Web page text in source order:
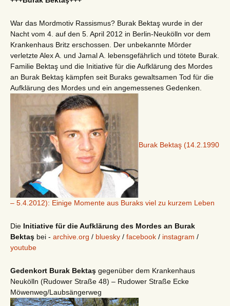
War das Mordmotiv Rassismus? Burak Bektaş wurde in der
Nacht vom 4. auf den 5. April 2012 in Berlin-Neukölln vor dem
Krankenhaus Britz erschossen. Der unbekannte Mörder
verletzte Alex A. und Jamal A. lebensgefährlich und tötete Burak.
Familie Bektaş und die Initiative für die Aufklärung des Mordes
an Burak Bektaş kämpfen seit Buraks gewaltsamen Tod für die
Aufklärung des Mordes und ein angemessenes Gedenken.
Burak Bektaş (14.2.1990
– 5.4.2012): Einige Momente aus Buraks viel zu kurzem Leben
Die Initiative für die Aufklärung des Mordes an Burak
Bektaş bei - archive.org / bluesky / facebook / instagram /
youtube
Gedenkort Burak Bektaş gegenüber dem Krankenhaus
Neukölln (Rudower Straße 48) – Rudower Straße Ecke
Möwenweg/Laubsängerweg